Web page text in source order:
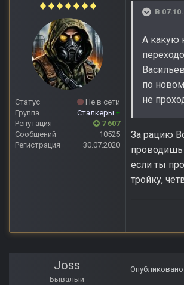
Статус
Не в сети
Группа
Сталкеры +
Репутация
7 607
Сообщений
10525
Регистрация
30.07.2020
В
А какую
по
не
За рацию
проводишь
если ты
тройку,
Joss
Бывалый
Опубликовано